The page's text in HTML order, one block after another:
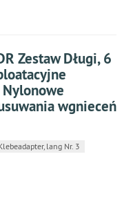
Zestaw Długi, 6
Nylonowe
wgnieceń
lang Nr. 3